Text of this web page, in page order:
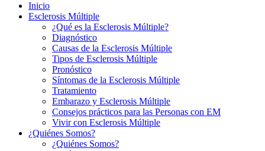
Inicio
Esclerosis Múltiple
¿Qué es la Esclerosis Múltiple?
Diagnóstico
Causas de la Esclerosis Múltiple
Tipos de Esclerosis Múltiple
Pronóstico
Síntomas de la Esclerosis Múltiple
Tratamiento
Embarazo y Esclerosis Múltiple
Consejos prácticos para las Personas con EM
Vivir con Esclerosis Múltiple
¿Quiénes Somos?
¿Quiénes Somos?